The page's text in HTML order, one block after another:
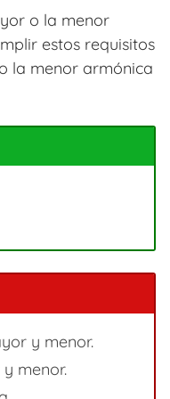
o la menor
estos requisitos
la menor armónica
y menor.
menor.